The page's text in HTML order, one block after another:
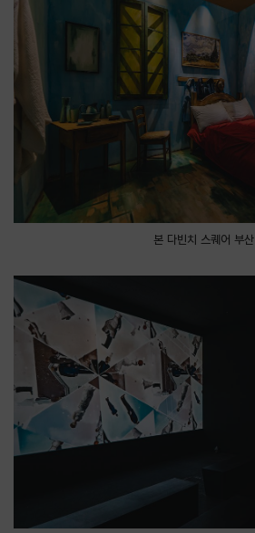
본 다빈치 스퀘어 부산